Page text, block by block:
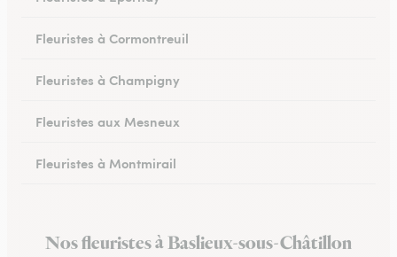
Fleuristes à Cormontreuil
Fleuristes à Champigny
Fleuristes aux Mesneux
Fleuristes à Montmirail
Fleuristes à Vitry-le-François
Nos fleuristes à Baslieux-sous-Châtillon